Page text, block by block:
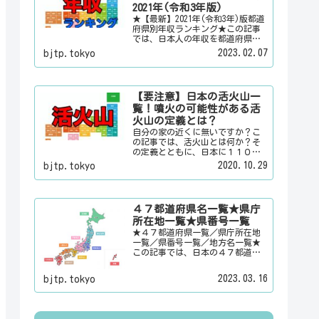
情報を配信しています。
2021年(令和3年版)
★【最新】2021年(令和3年)版都道
府県別年収ランキング★この記事
では、日本人の年収を都道府県別
のランキングで「男女合計」「男
性のみ」「女性のみ」の３パター
ンでご紹介いたします。また、月
と平均の勤続年数についても表示
しています。
bjtp.tokyo 2023.02.07
【要注意】日本の活火山一
覧！噴火の可能性がある活
火山の定義とは？
自分の家の近くに無いですか？こ
の記事では、活火山とは何か？そ
の定義とともに、日本に１１０有
るという活火山を一覧でご紹介い
たします。その他にも、大日本観
光新聞では、方言・お土産・名
ト・パワースポット・心霊スポッ
トなどの各都道府県の観光情報・
ローカル情報を配信しています。
bjtp.tokyo 2020.10.29
４７都道府県名一覧★県庁
所在地一覧★県番号一覧
★４７都道府県一覧／県庁所在地
一覧／県番号一覧／地方名一覧★
この記事では、日本の４７都道府
す。それぞれの都道府県名、県庁
所在地、地方名のリンク先にはそ
います。
bjtp.tokyo 2023.03.16